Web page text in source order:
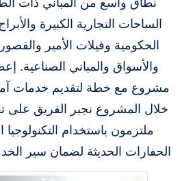
الساحات التجارية الكبيرة
الحكومية وفيلات الأمير
والأسواق والمباني الصناعية.
مشروع مع خطة لتقديم خدمات
خلال المشروع نجبر الفريق على
ملتزمون باستخدام التكنولوجيا
الحفارات الحديثة لضمان سير